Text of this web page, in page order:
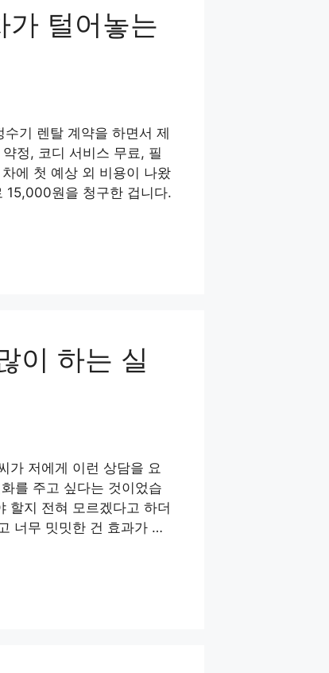
가 털어놓는
기 렌탈 계약을 하면서 제
정, 코디 서비스 무료, 필
에 첫 예상 외 비용이 나왔
15,000원을 청구한 겁니다.
이 하는 실
가 저에게 이런 상담을 요
를 주고 싶다는 것이었습
할지 전혀 모르겠다고 하더
너무 밋밋한 건 효과가 …